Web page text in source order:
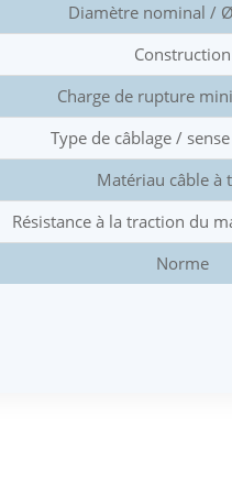
Diamètre nominal /
Construction
Charge de rupture
Type de câblage /
Matériau câble à
Résistance à la traction du
Norme